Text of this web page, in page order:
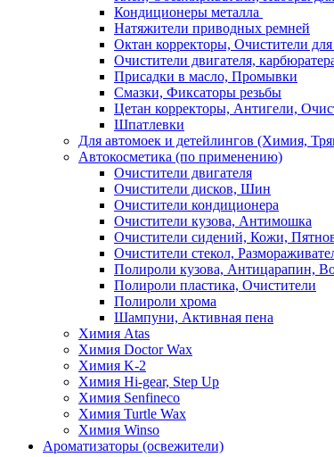
Кондиционеры металла
Натяжители приводных ремней
Октан корректоры, Очистители для
Очистители двигателя,
Присадки в масло, Промывки
Смазки, Фиксаторы резьбы
Цетан корректоры, Антигели,
Шпатлевки
Для автомоек и детейлингов (Химия,
Автокосметика (по применению)
Очистители двигателя
Очистители дисков, Шин
Очистители кондиционера
Очистители кузова, Антимошка
Очистители сидений, Кожи,
Очистители стекол,
Полироли кузова, Антицарапин,
Полироли пластика, Очистители
Полироли хрома
Шампуни, Активная пена
Химия Atas
Химия Doctor Wax
Химия K-2
Химия Hi-gear, Step Up
Химия Senfineco
Химия Turtle Wax
Химия Winso
Ароматизаторы (освежители)